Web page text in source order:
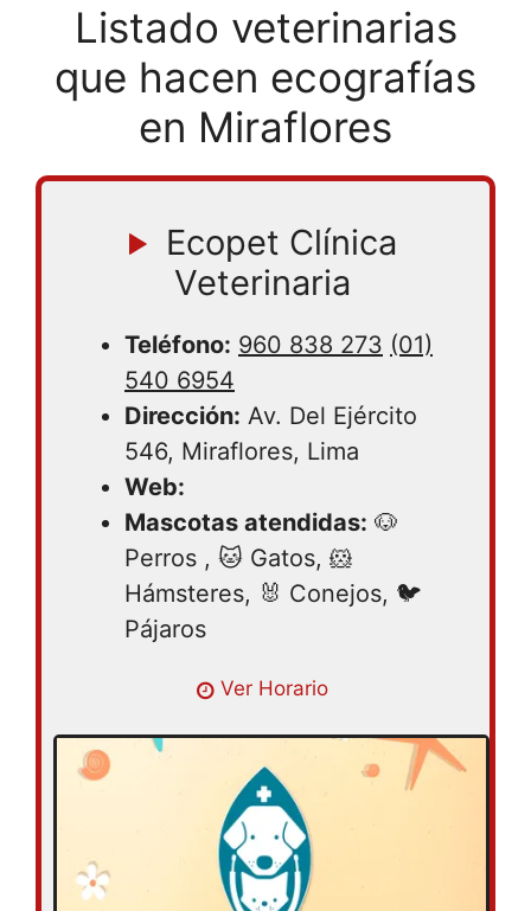
Listado veterinarias
que hacen ecografías
en Miraflores
Ecopet Clínica
Veterinaria
Teléfono: 960 838 273 (01)
540 6954
Dirección: Av. Del Ejército
546, Miraflores, Lima
Web:
Mascotas atendidas: 🐶
Perros , 🐱 Gatos, 🐹
Hámsteres, 🐰 Conejos, 🐦
Pájaros
Lunes 09:00AM – 08:00PM | Martes
09:00AM – 08:00PM | Miércoles 09:00AM
– 08:00PM | Jueves 09:00AM – 08:00PM |
Viernes 09:00AM – 08:00PM | Sábado
09:00AM – 08:00PM | Domingo 10:00AM –
Ver Horario